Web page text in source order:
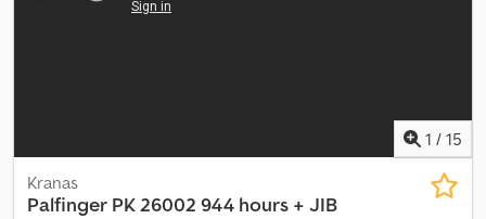
1 / 15
Kranas
Palfinger PK 26002 944 hours + JIB